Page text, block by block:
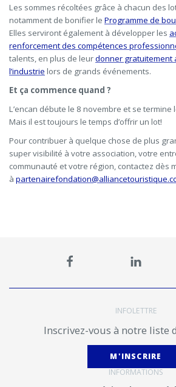
Les sommes récoltées grâce à chacun des
notamment de bonifier le Programme de
Elles serviront également à développer les
renforcement des compétences
talents, en plus de leurdonner gratuitement
l’industrie lors de grands événements.
Et ça commence quand ?
L’encan débute le 8 novembre et se termine
Mais il est toujours le temps d’offrir un lot!
Pour contribuer à quelque chose de plus
super visibilité à votre association, votre
communauté et votre région, contactez dès
à
INFOLETTRE
Inscrivez-vous à notre liste
M'INSCRIRE
INFORMATIONS